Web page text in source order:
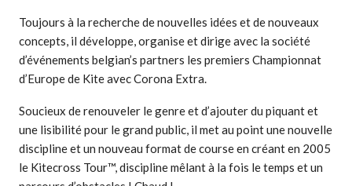
Toujours à la recherche de nouvelles idées et de nouveaux
concepts, il développe, organise et dirige avec la société
d’événements belgian’s partners les premiers Championnat
d’Europe de Kite avec Corona Extra.
Soucieux de renouveler le genre et d’ajouter du piquant et
une lisibilité pour le grand public, il met au point une nouvelle
discipline et un nouveau format de course en créant en 2005
le Kitecross Tour™, discipline mêlant à la fois le temps et un